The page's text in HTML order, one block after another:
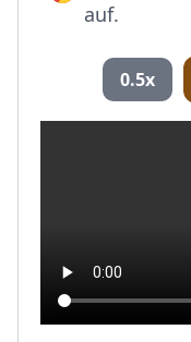
auf.
0.5x